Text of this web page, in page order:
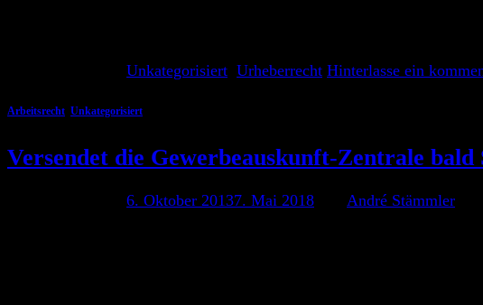
Unkategorisiert Urheberrecht Hinterlasse ein
Arbeitsrecht Unkategorisiert
Versendet die Gewerbeauskunft-Zentrale bald
6. Oktober 20137. Mai 2018
André Stämmler